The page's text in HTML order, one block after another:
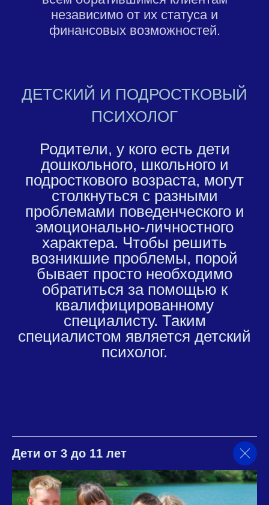
независимо от их статуса и
финансовых возможностей.
ДЕТСКИЙ И ПОДРОСТКОВЫЙ
ПСИХОЛОГ
Родители, у кого есть дети
дошкольного, школьного и
подросткового возраста, могут
столкнуться с разными
проблемами поведенческого и
эмоционально-личностного
характера. Чтобы решить
возникшие проблемы, порой
бывает просто необходимо
обратиться за помощью к
квалифицированному
специалисту. Таким
специалистом является детский
психолог.
Дети от 3 до 11 лет